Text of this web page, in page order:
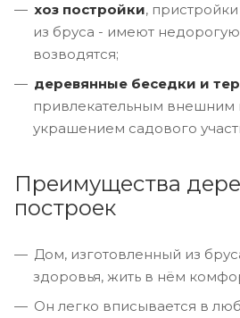
хоз постройки,
из бруса - имеют
возводятся;
деревянные беседки и
привлекательным внешним
украшением садового
Преимущества
построек
Дом, изготовленный из
здоровья, жить в нём
Он легко вписывается в